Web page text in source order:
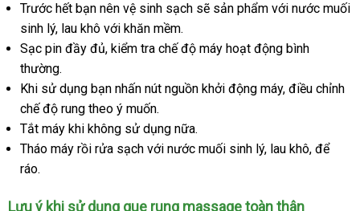
Trước hết bạn nên vệ sinh sạch sẽ sản phẩm với nước muối
sinh lý, lau khô với khăn mềm.
Sạc pin đầy đủ, kiểm tra chế độ máy hoạt động bình
thường.
Khi sử dụng bạn nhấn nút nguồn khởi động máy, điều chỉnh
chế độ rung theo ý muốn.
Tắt máy khi không sử dụng nữa.
Tháo máy rồi rửa sạch với nước muối sinh lý, lau khô, để
ráo.
Lưu ý khi sử dụng que rung massage toàn thân